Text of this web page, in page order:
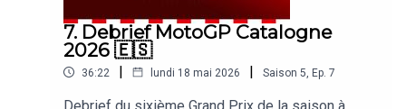
7. Debrief MotoGP Catalogne
2026 🇪🇸
36:22 | lundi 18 mai 2026 | Saison 5, Ep. 7